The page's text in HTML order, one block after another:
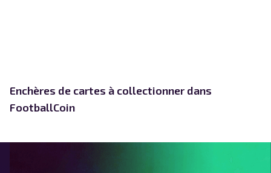
Enchères de cartes à collectionner dans
FootballCoin